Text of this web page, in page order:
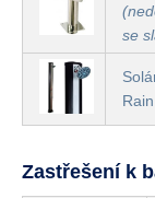
se
Zastřešení k